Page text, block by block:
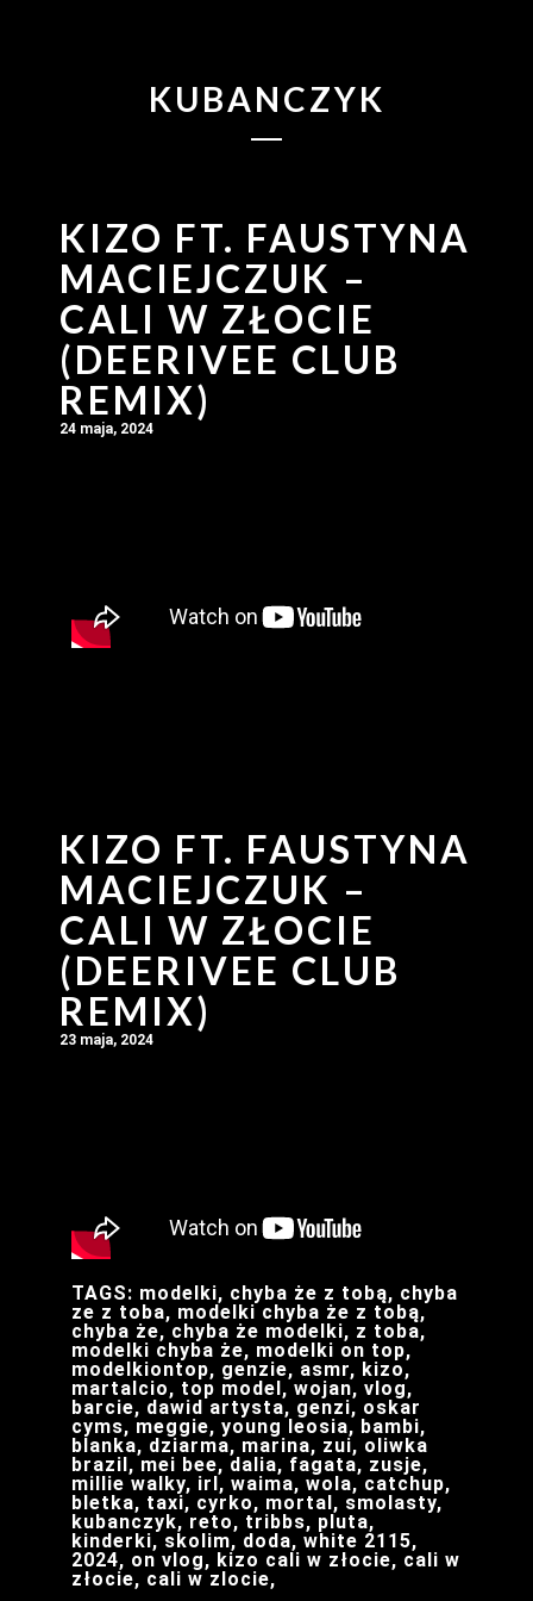
KUBANCZYK
KIZO FT. FAUSTYNA
MACIEJCZUK –
CALI W ZŁOCIE
(DEERIVEE CLUB
REMIX)
24 maja, 2024
KIZO FT. FAUSTYNA
MACIEJCZUK –
CALI W ZŁOCIE
(DEERIVEE CLUB
REMIX)
23 maja, 2024
TAGS: modelki, chyba że z tobą, chyba
ze z toba, modelki chyba że z tobą,
chyba że, chyba że modelki, z toba,
modelki chyba że, modelki on top,
modelkiontop, genzie, asmr, kizo,
martalcio, top model, wojan, vlog,
barcie, dawid artysta, genzi, oskar
cyms, meggie, young leosia, bambi,
blanka, dziarma, marina, zui, oliwka
brazil, mei bee, dalia, fagata, zusje,
millie walky, irl, waima, wola, catchup,
bletka, taxi, cyrko, mortal, smolasty,
kubanczyk, reto, tribbs, pluta,
kinderki, skolim, doda, white 2115,
2024, on vlog, kizo cali w złocie, cali w
złocie, cali w zlocie,